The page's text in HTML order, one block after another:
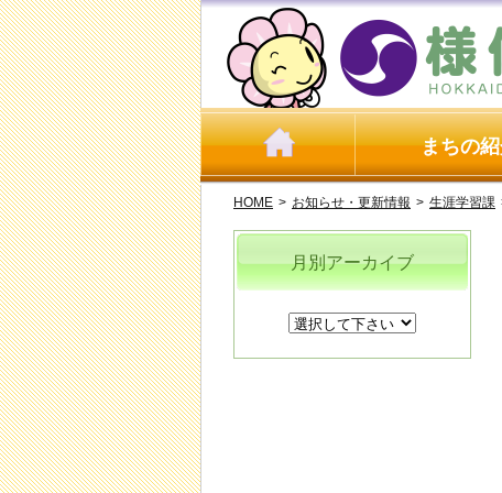
まちの
HOME > お知らせ・更新情報 > 生涯学習課
月別アーカイブ